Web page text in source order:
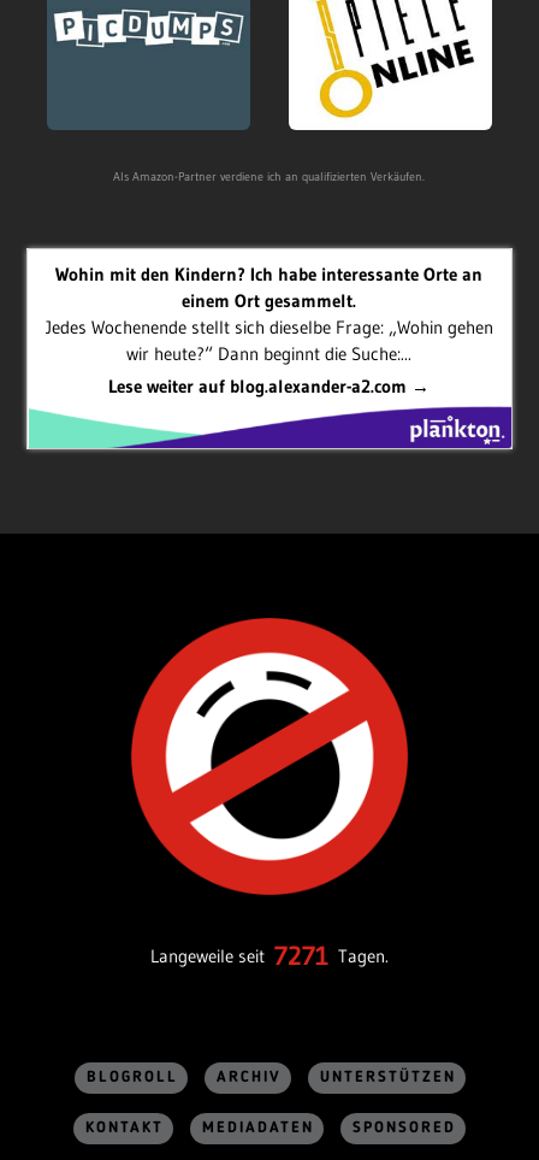
Als Amazon-Partner verdiene ich an qualifizierten Verkäufen.
Wohin mit den Kindern? Ich habe interessante Orte an
einem Ort gesammelt.
Jedes Wochenende stellt sich dieselbe Frage: „Wohin gehen
wir heute?“ Dann beginnt die Suche:...
Lese weiter auf blog.alexander-a2.com →
Langeweile seit 7271 Tagen.
BLOGROLL ARCHIV UNTERSTÜTZEN
KONTAKT MEDIADATEN SPONSORED